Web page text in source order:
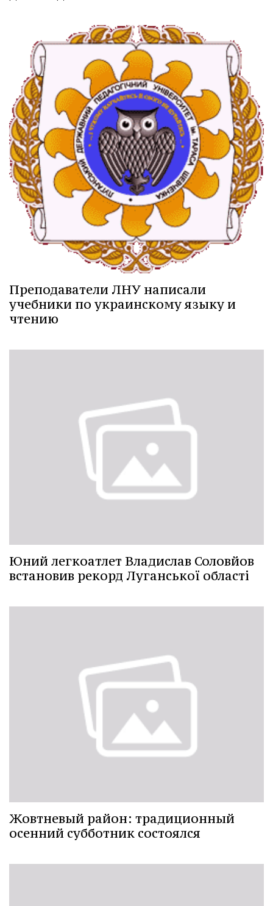
Преподаватели ЛНУ написали
учебники по украинскому языку и
чтению
Юний легкоатлет Владислав Соловйов
встановив рекорд Луганської області
Жовтневый район: традиционный
осенний субботник состоялся